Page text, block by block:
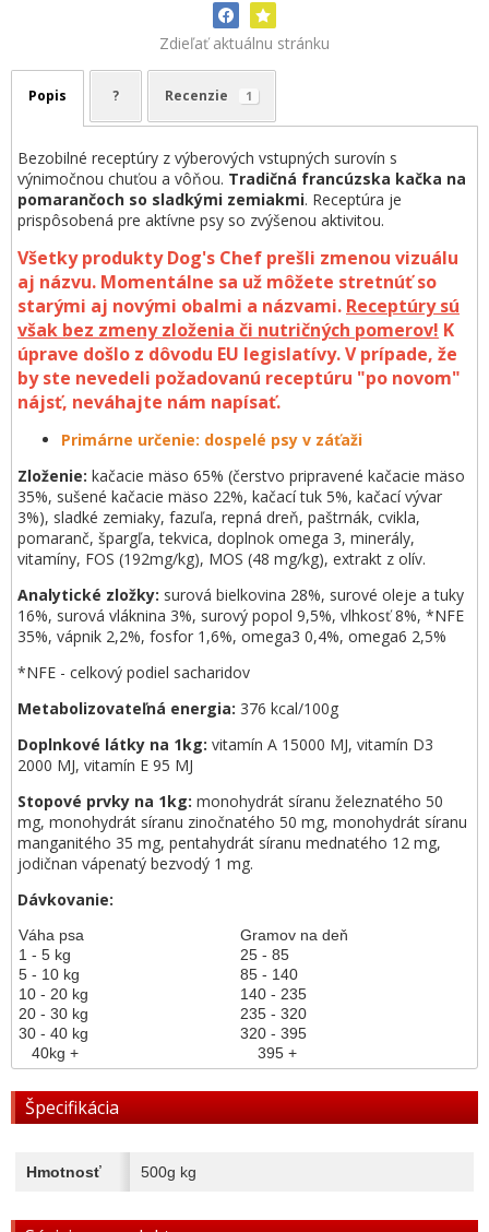
Zdieľať aktuálnu stránku
Popis ? Recenzie 1
Bezobilné receptúry z výberových vstupných surovín s
výnimočnou chuťou a vôňou. Tradičná francúzska kačka na
pomarančoch so sladkými zemiakmi. Receptúra je
prispôsobená pre aktívne psy so zvýšenou aktivitou.
Všetky produkty Dog's Chef prešli zmenou vizuálu
aj názvu. Momentálne sa už môžete stretnúť so
starými aj novými obalmi a názvami. Receptúry sú
však bez zmeny zloženia či nutričných pomerov! K
úprave došlo z dôvodu EU legislatívy. V prípade, že
by ste nevedeli požadovanú receptúru "po novom"
nájsť, neváhajte nám napísať.
Primárne určenie: dospelé psy v záťaži
Zloženie: kačacie mäso 65% (čerstvo pripravené kačacie mäso
35%, sušené kačacie mäso 22%, kačací tuk 5%, kačací vývar
3%), sladké zemiaky, fazuľa, repná dreň, paštrnák, cvikla,
pomaranč, špargľa, tekvica, doplnok omega 3, minerály,
vitamíny, FOS (192mg/kg), MOS (48 mg/kg), extrakt z olív.
Analytické zložky: surová bielkovina 28%, surové oleje a tuky
16%, surová vláknina 3%, surový popol 9,5%, vlhkosť 8%, *NFE
35%, vápnik 2,2%, fosfor 1,6%, omega3 0,4%, omega6 2,5%
*NFE - celkový podiel sacharidov
Metabolizovateľná energia: 376 kcal/100g
Doplnkové látky na 1kg: vitamín A 15000 MJ, vitamín D3
2000 MJ, vitamín E 95 MJ
Stopové prvky na 1kg: monohydrát síranu železnatého 50
mg, monohydrát síranu zinočnatého 50 mg, monohydrát síranu
manganitého 35 mg, pentahydrát síranu mednatého 12 mg,
jodičnan vápenatý bezvodý 1 mg.
Dávkovanie:
Váha psa
Gramov na deň
1 - 5 kg
25 - 85
5 - 10 kg
85 - 140
10 - 20 kg
140 - 235
20 - 30 kg
235 - 320
30 - 40 kg
320 - 395
40kg +
395 +
Špecifikácia
Hmotnosť 500g kg